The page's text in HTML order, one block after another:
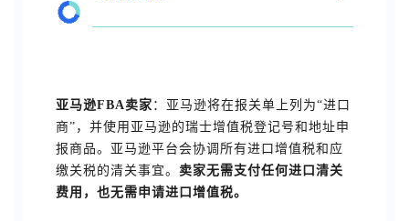
亚马逊FBA卖家 ：亚马逊将在报关单上列为“进口
商”，并使用亚马逊的瑞士增值税登记号和地址申
报商品。亚马逊平台会协调所有进口增值税和应
缴关税的清关事宜。 卖家无需支付任何进口清关
费用，也无需申请进口增值税。